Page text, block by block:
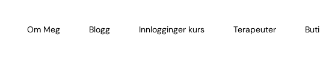
Om Meg Blogg Innlogginger kurs Terapeuter